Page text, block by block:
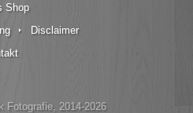
Shop
Disclaimer
Fotografie, 2014-2026